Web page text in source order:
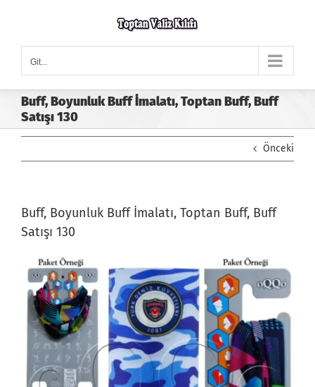
Git...
Buff, Boyunluk Buff İmalatı, Toptan Buff, Buff
Satışı 130
Önceki
Buff, Boyunluk Buff İmalatı, Toptan Buff, Buff
Satışı 130